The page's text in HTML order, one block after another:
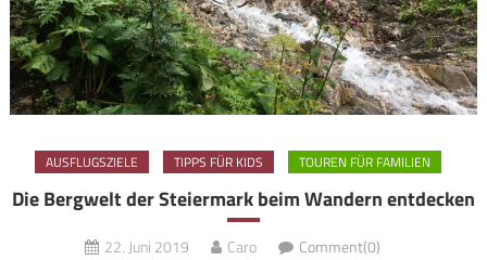
AUSFLUGSZIELE TIPPS FÜR KIDS TOUREN FÜR FAMILIEN
Die Bergwelt der Steiermark beim Wandern entdecken
22. Juni 2019 Caro Comment(0)